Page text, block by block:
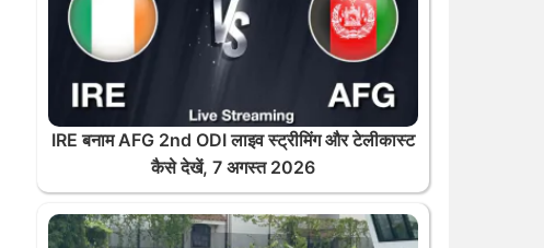
IRE बनाम AFG 2nd ODI लाइव स्ट्रीमिंग और टेलीकास्ट
कैसे देखें, 7 अगस्त 2026